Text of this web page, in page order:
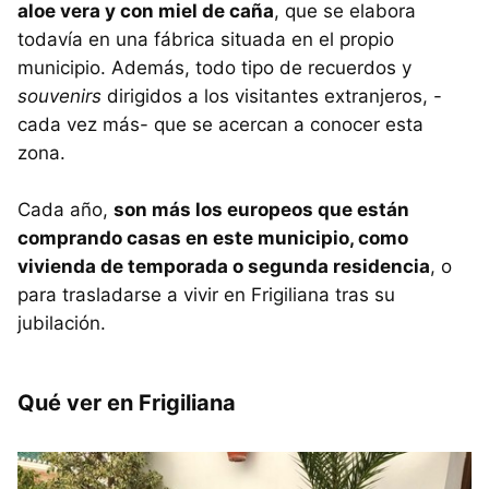
aloe vera y con miel de caña, que se elabora
todavía en una fábrica situada en el propio
municipio. Además, todo tipo de recuerdos y
souvenirs dirigidos a los visitantes extranjeros, -
cada vez más- que se acercan a conocer esta
zona.
Cada año, son más los europeos que están
comprando casas en este municipio, como
vivienda de temporada o segunda residencia, o
para trasladarse a vivir en Frigiliana tras su
jubilación.
Qué ver en Frigiliana